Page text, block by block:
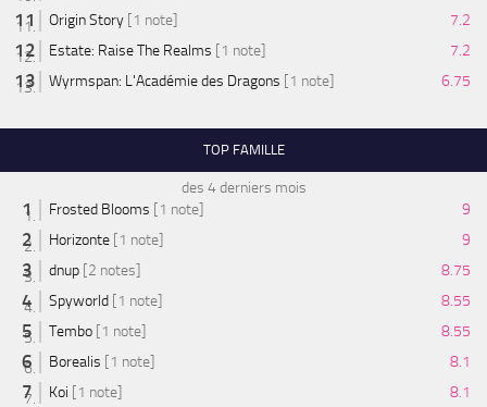
Origin Story [1 note]
7.2
Estate: Raise The Realms [1 note]
7.2
Wyrmspan: L'Académie des Dragons [1 note] 6.75
TOP FAMILLE
des 4 derniers mois
Frosted Blooms [1 note]
9
Horizonte [1 note]
9
dnup [2 notes]
8.75
Spyworld [1 note]
8.55
Tembo [1 note]
8.55
Borealis [1 note]
8.1
Koi [1 note] 8.1